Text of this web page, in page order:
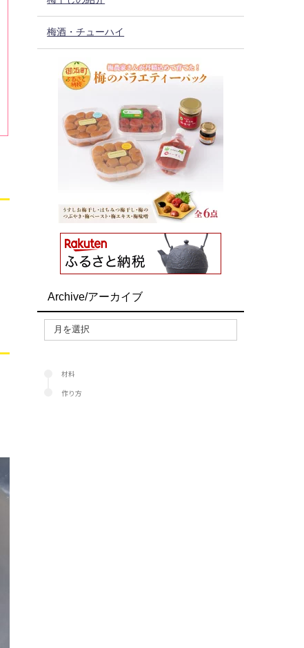
梅酒・チューハイ
Archive/アーカイブ
材料
作り方